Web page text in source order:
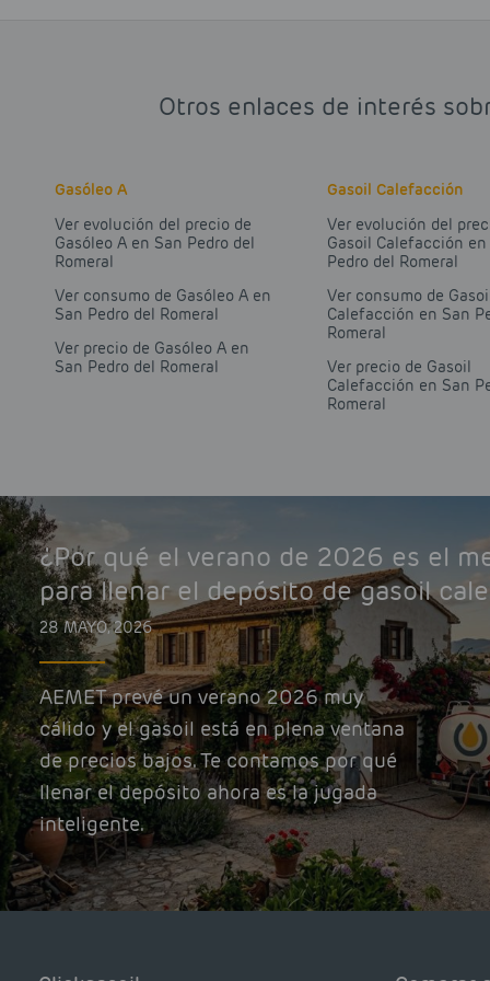
Otros enlaces de interés
Gasóleo A
Ver evolución del precio de
Gasóleo A en San Pedro del
Romeral
Ver consumo de Gasóleo A en
San Pedro del Romeral
Ver precio de Gasóleo A en
San Pedro del Romeral
Gasoil Calefacción
Ver evolución del
Gasoil Calefacción en
Pedro del Romeral
Ver consumo de
Calefacción en San
Romeral
Ver precio de Gasoil
Calefacción en San
Romeral
¿Por qué el verano de 2026 es el
para llenar el depósito de gasoil
28 MAYO, 2026
AEMET prevé un verano 2026 muy
cálido y el gasoil está en plena ventana
de precios bajos. Te contamos por qué
llenar el depósito ahora es la jugada
inteligente.